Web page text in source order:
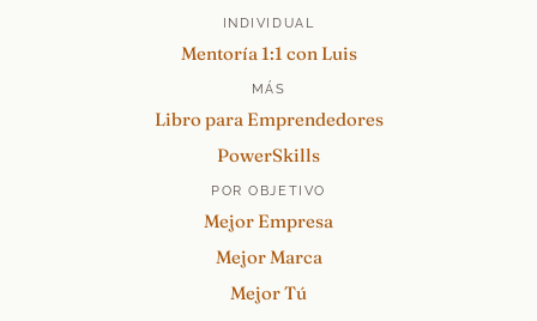
INDIVIDUAL
Mentoría 1:1 con Luis
MÁS
Libro para Emprendedores
PowerSkills
POR OBJETIVO
Mejor Empresa
Mejor Marca
Mejor Tú